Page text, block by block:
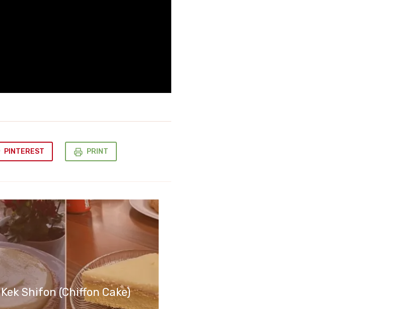
PINTEREST PRINT
Kek Shifon (Chiffon Cake)